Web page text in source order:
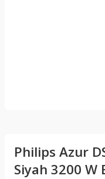
Philips Azur
Siyah 3200 W